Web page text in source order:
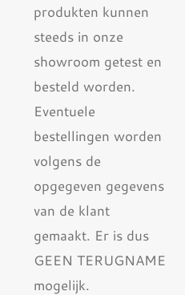
produkten kunnen
steeds in onze
showroom getest en
besteld worden.
Eventuele
bestellingen worden
volgens de
opgegeven gegevens
van de klant
gemaakt. Er is dus
GEEN TERUGNAME
mogelijk.